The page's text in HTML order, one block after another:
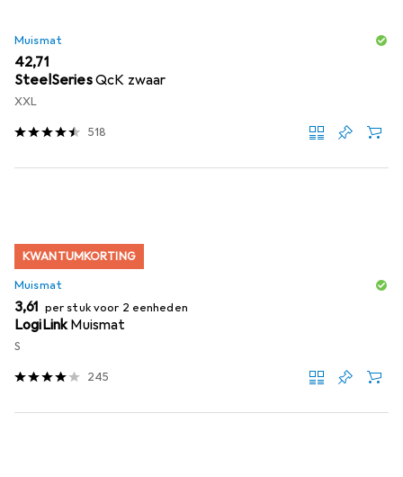
Muismat
EUR
42,71
SteelSeriesQcK zwaar
XXL
518
KWANTUMKORTING
Muismat
EUR
3,61 per stuk voor 2 eenheden
LogiLinkMuismat
S
245